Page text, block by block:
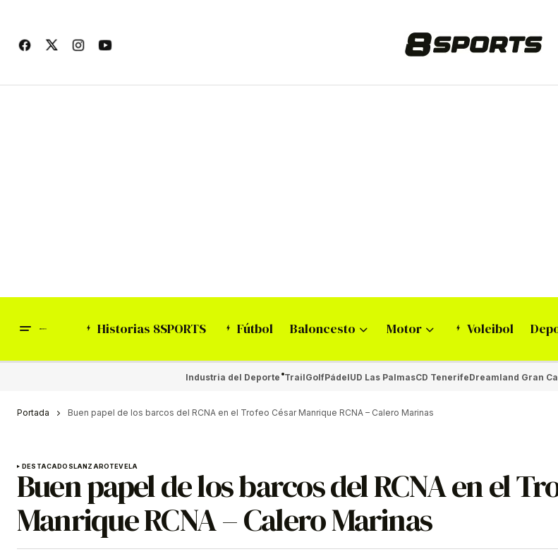
Historias 8SPORTS Fútbol Baloncesto Motor Voleibol
Industria del Deporte TrailGolfPádelUD Las PalmasCD TenerifeDreamland Gran
Portada Buen papel de los barcos del RCNA en el Trofeo César Manrique RCNA – Calero Marinas
DESTACADOSLANZAROTEVELA
Buen papel de los barcos del RCNA en el
Manrique RCNA – Calero Marinas